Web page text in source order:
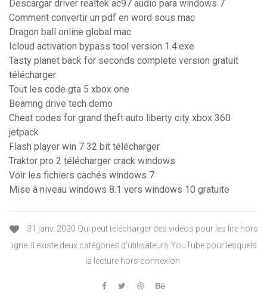
Descargar driver realtek ac97 audio para windows 7
Comment convertir un pdf en word sous mac
Dragon ball online global mac
Icloud activation bypass tool version 1.4.exe
Tasty planet back for seconds complete version gratuit
télécharger
Tout les code gta 5 xbox one
Beamng drive tech demo
Cheat codes for grand theft auto liberty city xbox 360
jetpack
Flash player win 7 32 bit télécharger
Traktor pro 2 télécharger crack windows
Voir les fichiers cachés windows 7
Mise à niveau windows 8.1 vers windows 10 gratuite
31 janv. 2020 Qui peut télécharger des vidéos pour les lire hors
ligne. Il existe deux catégories d'utilisateurs YouTube pour lesquels
la lecture hors connexion